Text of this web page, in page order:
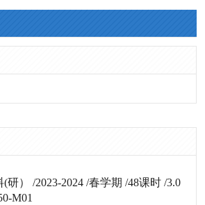
研） /2023-2024 /春学期 /48课时 /3.0
M01